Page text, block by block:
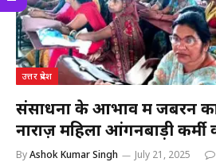
उत्तर प्रदेश
संसाधनों के आभाव में जबरन
नाराज़ महिला आंगनबाड़ी
ByAshok Kumar Singh July 21, 2025